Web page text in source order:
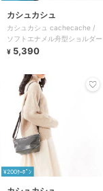
カシュカシュ
カシュカシュ cachecache /
ソフトエナメル舟型ショルダー
¥ 5,390
¥200ｸｰﾎﾟﾝ